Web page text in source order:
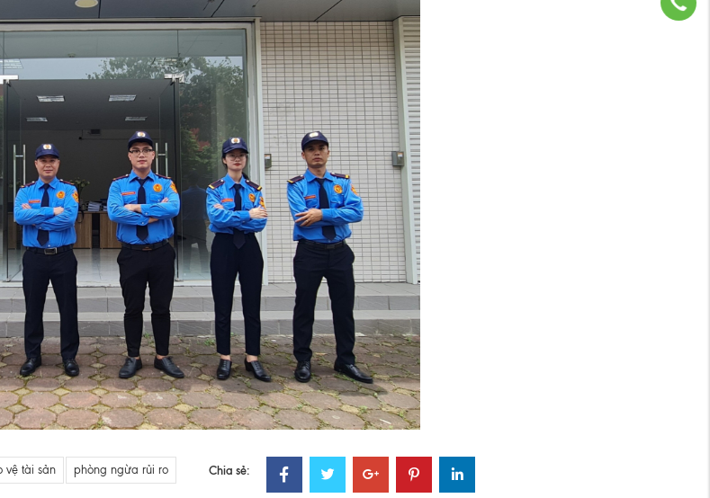
vệ tài sản phòng ngừa rủi ro Chia sẻ: